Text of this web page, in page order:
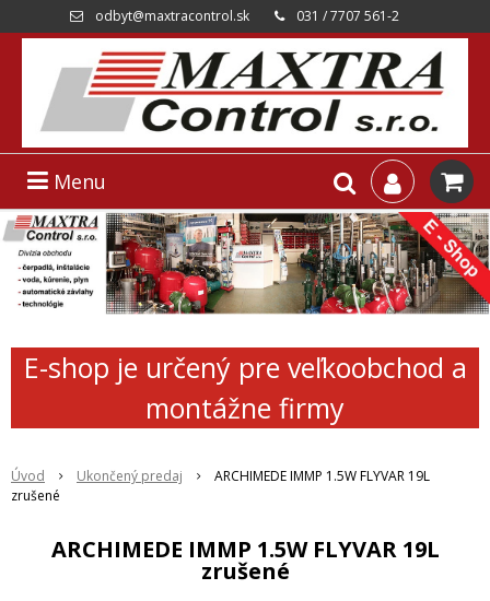
odbyt@maxtracontrol.sk 031 / 7707 561-2
Menu
E-shop je určený pre veľkoobchod a
montážne firmy
Úvod Ukončený predaj
ARCHIMEDE IMMP 1.5W FLYVAR 19L
zrušené
ARCHIMEDE IMMP 1.5W FLYVAR 19L
zrušené